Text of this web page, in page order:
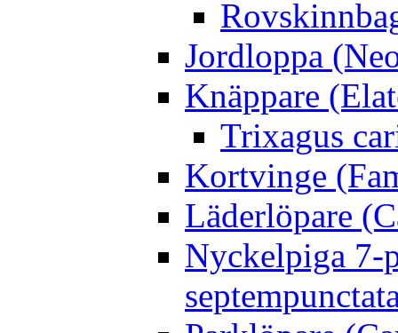
Jordloppa
Knäppare
Trixagus
Kortvinge
Läderlöpare
Nyckelpiga 7-